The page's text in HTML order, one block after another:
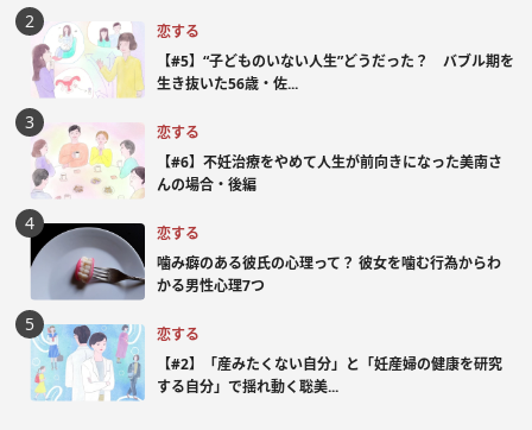
恋する
【#5】“子どものいない人生”どうだった？ バブル期を
生き抜いた56歳・佐...
恋する
【#6】不妊治療をやめて人生が前向きになった美南さ
んの場合・後編
恋する
噛み癖のある彼氏の心理って？ 彼女を噛む行為からわ
かる男性心理7つ
恋する
【#2】「産みたくない自分」と「妊産婦の健康を研究
する自分」で揺れ動く聡美...